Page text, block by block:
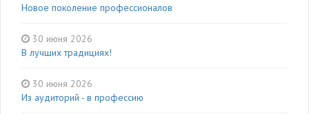
Новое поколение профессионалов
30 июня 2026
В лучших традициях!
30 июня 2026
Из аудиторий - в профессию